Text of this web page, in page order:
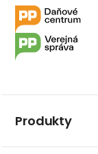
Produkty